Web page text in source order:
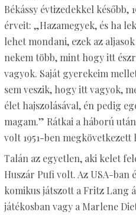
Békássy évtizedekkel
érveit: „Hazamegyek, és ha
lehet mondani, ezek az
nekem több, mint hogy itt
vagyok. Saját gyerekeim
sem veszik, hogy itt vagyok,
élet hajszolásával, én pedig
magam.” Rátkai a háború
volt 1951-ben megkövetkezett
Talán az egyetlen, aki kelet
Huszár Pufi volt. Az USA-ban
komikus játszott a Fritz Lang
játékosban vagy a Marlene